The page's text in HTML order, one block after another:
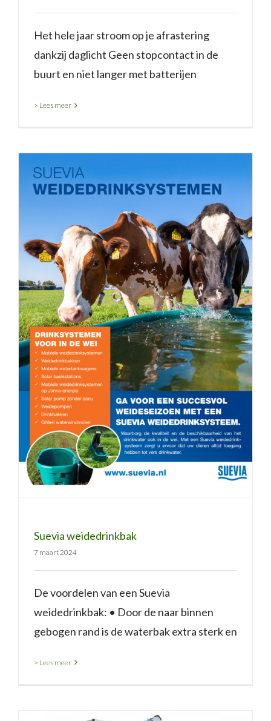
Het hele jaar stroom op je afrastering
dankzij daglicht Geen stopcontact in de
buurt en niet langer met batterijen
> Lees meer
Suevia weidedrinkbak
Suevia weidedrinkbak
7 maart 2024
De voordelen van een Suevia
weidedrinkbak: • Door de naar binnen
gebogen rand is de waterbak extra sterk en
> Lees meer